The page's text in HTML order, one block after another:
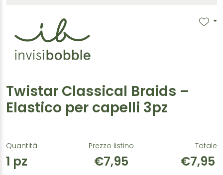
Twistar Classical Braids –
Elastico per capelli 3pz
Quantità
1 pz
Prezzo listino
€7,95
Totale
€7,95